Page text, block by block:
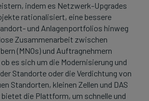
indem es Netzwerk-Upgrades
rationalisiert, eine bessere
und Anlagenportfolios hinweg
Zusammenarbeit zwischen
(MNOs) und Auftragnehmern
es sich um die Modernisierung und
Standorte oder die Verdichtung von
Standorten, kleinen Zellen und DAS
die Plattform, um schnelle und